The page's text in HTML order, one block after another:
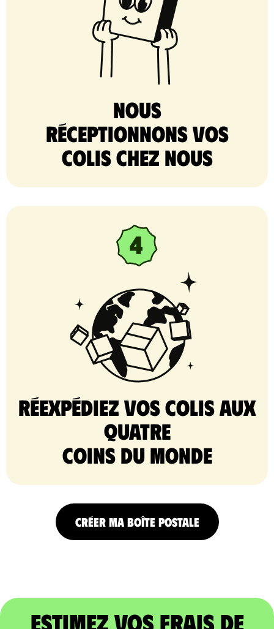
nous
réceptionnons vos
colis chez nous
Réexpédiez vos colis aux
quatre
coins du monde
CRÉER MA BOÎTE POSTALE
Estimez vos frais de